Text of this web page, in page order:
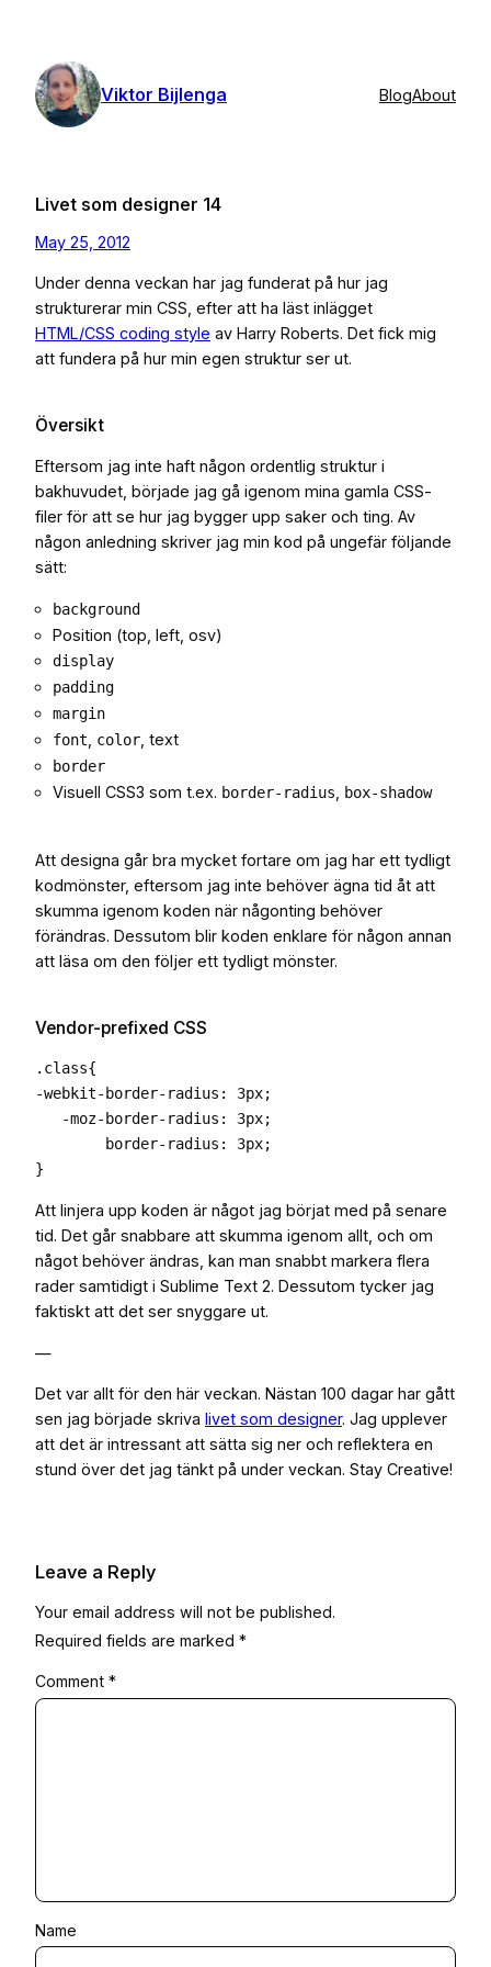
content
Viktor Bijlenga BlogAbout
Livet som designer 14
May 25, 2012
Under denna veckan har jag funderat på hur jag
strukturerar min CSS, efter att ha läst inlägget
HTML/CSS coding style av Harry Roberts. Det fick mig
att fundera på hur min egen struktur ser ut.
Översikt
Eftersom jag inte haft någon ordentlig struktur i
bakhuvudet, började jag gå igenom mina gamla CSS-
filer för att se hur jag bygger upp saker och ting. Av
någon anledning skriver jag min kod på ungefär följande
sätt:
background
Position (top, left, osv)
display
padding
margin
font
color , text
border
Visuell CSS3 som t.ex. border-radius box-shadow
Att designa går bra mycket fortare om jag har ett tydligt
kodmönster, eftersom jag inte behöver ägna tid åt att
skumma igenom koden när någonting behöver
förändras. Dessutom blir koden enklare för någon annan
att läsa om den följer ett tydligt mönster.
Vendor-prefixed CSS
.class{
-webkit-border-radius: 3px;
   -moz-border-radius: 3px;
        border-radius: 3px;
Att linjera upp koden är något jag börjat med på senare
tid. Det går snabbare att skumma igenom allt, och om
något behöver ändras, kan man snabbt markera flera
rader samtidigt i Sublime Text 2. Dessutom tycker jag
faktiskt att det ser snyggare ut.
—
Det var allt för den här veckan. Nästan 100 dagar har gått
sen jag började skriva livet som designer. Jag upplever
att det är intressant att sätta sig ner och reflektera en
stund över det jag tänkt på under veckan. Stay Creative!
Leave a Reply
Your email address will not be published.
Required fields are marked *
Comment *
Name